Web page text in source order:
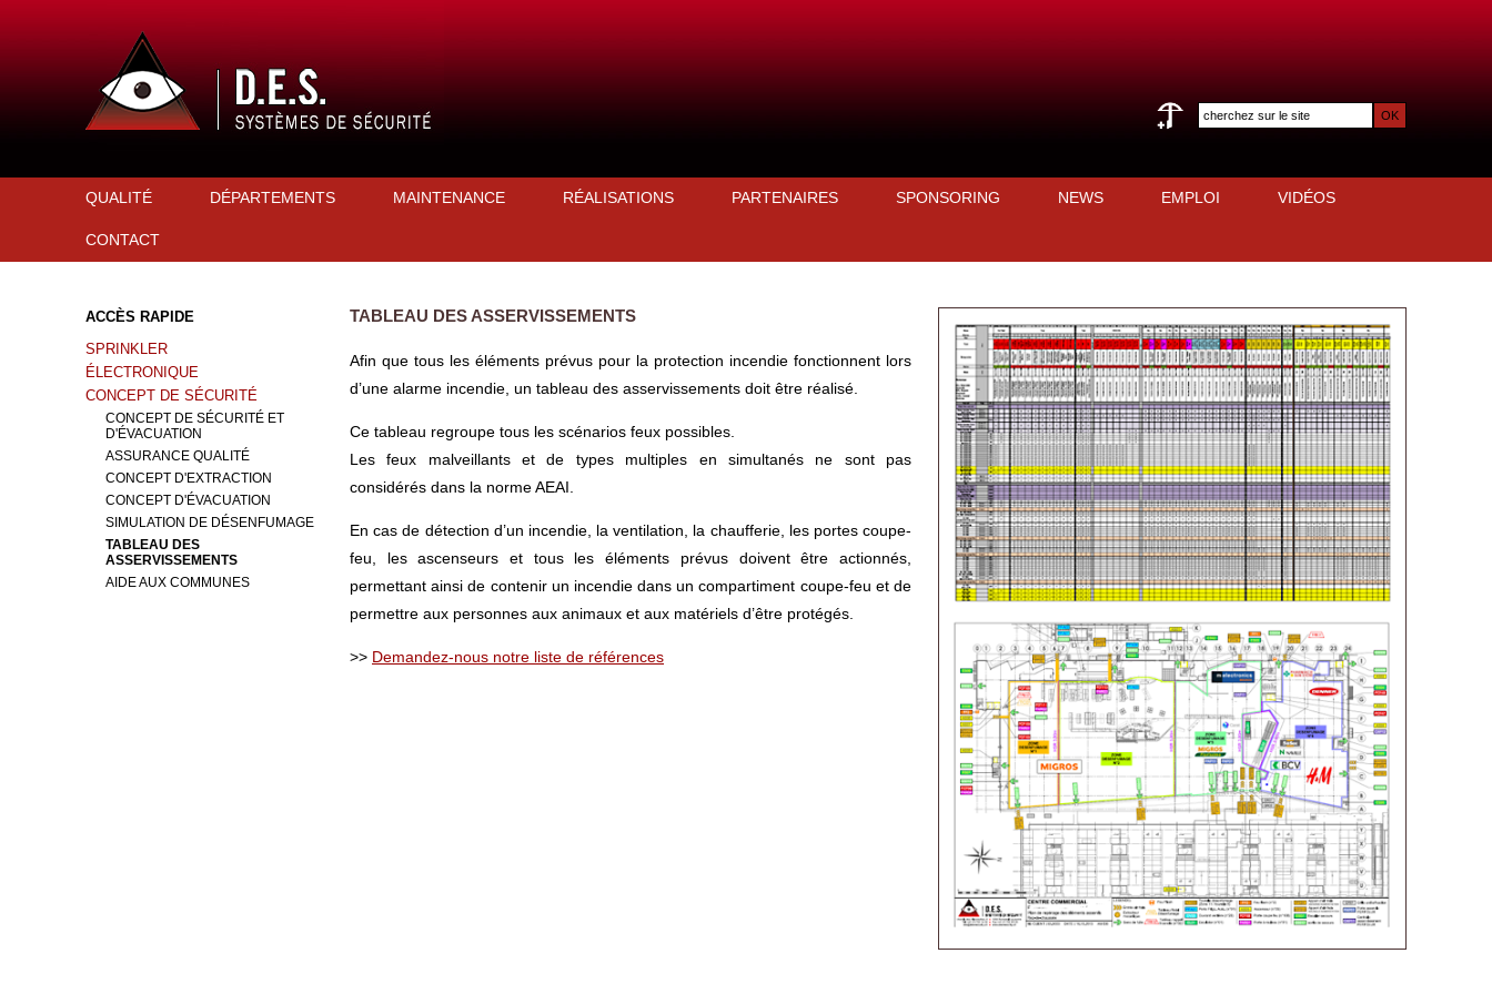
QUALITÉ DÉPARTEMENTS MAINTENANCE RÉALISATIONS PARTENAIRES SPONSORING NEWS EMPLOI VIDÉOS
CONTACT
ACCÈS RAPIDE
SPRINKLER
ÉLECTRONIQUE
CONCEPT DE SÉCURITÉ
CONCEPT DE SÉCURITÉ ET
D'ÉVACUATION
ASSURANCE QUALITÉ
CONCEPT D'EXTRACTION
CONCEPT D'ÉVACUATION
SIMULATION DE DÉSENFUMAGE
TABLEAU DES
ASSERVISSEMENTS
AIDE AUX COMMUNES
TABLEAU DES ASSERVISSEMENTS
Afin que tous les éléments prévus pour la protection incendie fonctionnent lors
d’une alarme incendie, un tableau des asservissements doit être réalisé.
Ce tableau regroupe tous les scénarios feux possibles.
Les feux malveillants et de types multiples en simultanés ne sont pas
considérés dans la norme AEAI.
En cas de détection d’un incendie, la ventilation, la chaufferie, les portes coupe-
feu, les ascenseurs et tous les éléments prévus doivent être actionnés,
permettant ainsi de contenir un incendie dans un compartiment coupe-feu et de
permettre aux personnes aux animaux et aux matériels d’être protégés.
>> Demandez-nous notre liste de références